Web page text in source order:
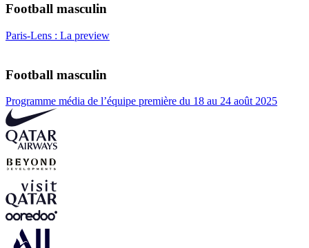
Football masculin
Paris-Lens : La preview
Football masculin
Programme média de l’équipe première du 18 au 24 août 2025